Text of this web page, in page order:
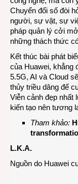
Chuyển đổi số đòi
người, sự vật, sự
pháp quản lý cởi
những thách thức
Kết thúc bài phát
của Huawei, khẳng
5.5G, AI và Cloud
thủy triều dâng để
Viễn cảnh đẹp nhất
kiến tạo nên tương
Tham khảo:
L.K.A.
Nguồn do Huawei